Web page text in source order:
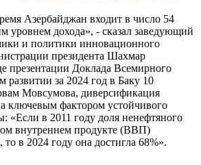
Азербайджан входит в число 54
уровнем дохода», - сказал заведующий
и политики инновационного
президента Шахмар
презентации Доклада Всемирного
развитии за 2024 год в Баку 10
Мовсумова, диверсификация
ключевым фактором устойчивого
«Если в 2011 году доля ненефтяного
внутреннем продукте (ВВП)
то в 2024 году она достигла 68%».